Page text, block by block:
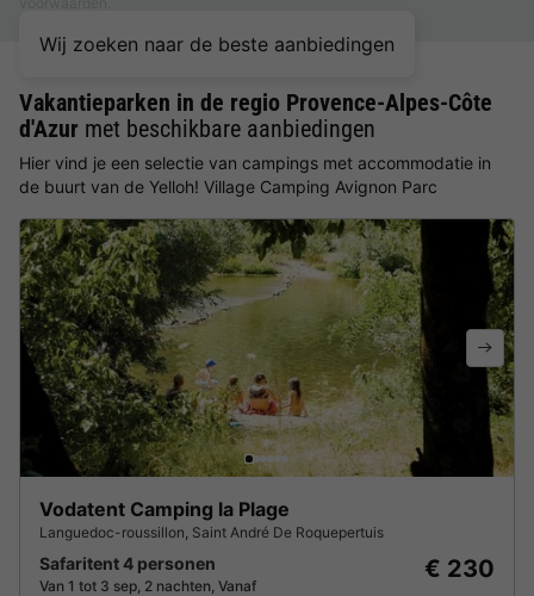
Wij zoeken naar de beste aanbiedingen
Vakantieparken in de regio Provence-Alpes-Côte
d'Azur met beschikbare aanbiedingen
Hier vind je een selectie van campings met accommodatie in
de buurt van de Yelloh! Village Camping Avignon Parc
Vodatent Camping la Plage
Languedoc-roussillon Saint André De Roquepertuis
Safaritent 4 personen
Van 1 tot 3 sep, 2 nachten, Vanaf
€ 230